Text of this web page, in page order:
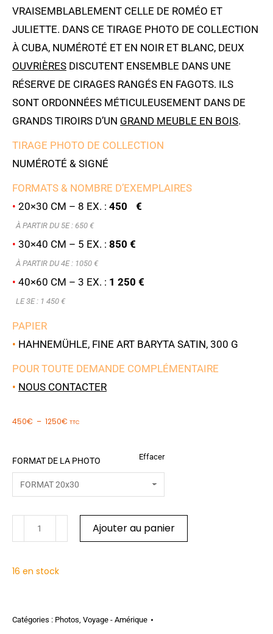
VRAISEMBLABLEMENT CELLE DE ROMÉO ET
JULIETTE. DANS CE TIRAGE PHOTO DE COLLECTION
À CUBA, NUMÉROTÉ ET EN NOIR ET BLANC, DEUX
OUVRIÈRES DISCUTENT ENSEMBLE DANS UNE
RÉSERVE DE CIRAGES RANGÉS EN FAGOTS. ILS
SONT ORDONNÉES MÉTICULEUSEMENT DANS DE
GRANDS TIROIRS D’UN GRAND MEUBLE EN BOIS.
TIRAGE PHOTO DE COLLECTION
NUMÉROTÉ & SIGNÉ
FORMATS & NOMBRE D’EXEMPLAIRES
• 20×30 CM – 8 EX. : 450 €
À PARTIR DU 5E : 650 €
• 30×40 CM – 5 EX. : 850 €
À PARTIR DU 4E : 1050 €
• 40×60 CM – 3 EX. : 1 250 €
LE 3E : 1 450 €
PAPIER
• HAHNEMÜHLE, FINE ART BARYTA SATIN, 300 G
POUR TOUTE DEMANDE COMPLÉMENTAIRE
• NOUS CONTACTER
450€ – 1250€ TTC
FORMAT DE LA PHOTO Effacer
Ajouter au panier
16 en stock
Catégories : Photos, Voyage - Amérique